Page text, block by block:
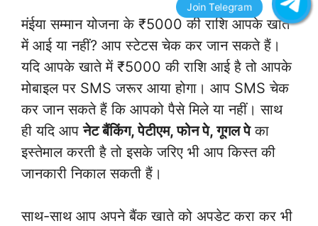
मंईया सम्मान योजना के ₹5000 की राशि आपके खाते
में आई या नहीं? आप स्टेटस चेक कर जान सकते हैं।
यदि आपके खाते में ₹5000 की राशि आई है तो आपके
मोबाइल पर SMS जरूर आया होगा। आप SMS चेक
कर जान सकते हैं कि आपको पैसे मिले या नहीं। साथ
ही यदि आपनेट बैंकिंग, पेटीएम, फोन पे, गूगल पेका
इस्तेमाल करती है तो इसके जरिए भी आप किस्त की
जानकारी निकाल सकती हैं।
साथ-साथ आप अपने बैंक खाते को अपडेट करा कर भी